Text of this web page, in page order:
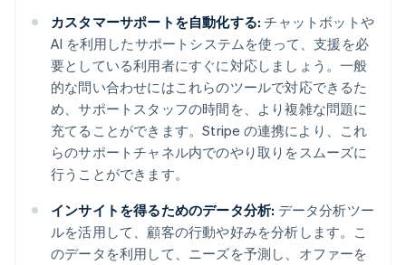
カスタマーサポートを自動化する: チャットボットや
AI を利用したサポートシステムを使って、支援を必
要としている利用者にすぐに対応しましょう。一般
的な問い合わせにはこれらのツールで対応できるた
め、サポートスタッフの時間を、より複雑な問題に
充てることができます。Stripe の連携により、これ
らのサポートチャネル内でのやり取りをスムーズに
行うことができます。
インサイトを得るためのデータ分析: データ分析ツー
ルを活用して、顧客の行動や好みを分析します。こ
のデータを利用して、ニーズを予測し、オファーを